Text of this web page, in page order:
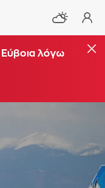
Εύβοια λόγω